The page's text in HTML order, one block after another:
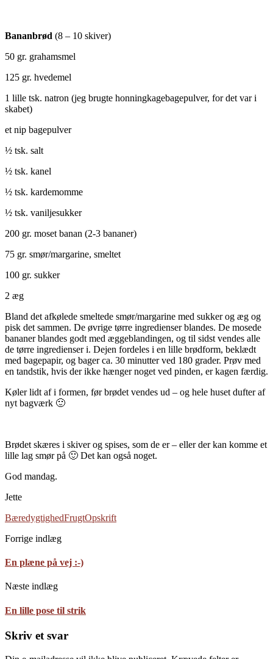
Bananbrød (8 – 10 skiver)
50 gr. grahamsmel
125 gr. hvedemel
1 lille tsk. natron (jeg brugte honningkagebagepulver, for det var i
skabet)
et nip bagepulver
½ tsk. salt
½ tsk. kanel
½ tsk. kardemomme
½ tsk. vaniljesukker
200 gr. moset banan (2-3 bananer)
75 gr. smør/margarine, smeltet
100 gr. sukker
2 æg
Bland det afkølede smeltede smør/margarine med sukker og æg og
pisk det sammen. De øvrige tørre ingredienser blandes. De mosede
bananer blandes godt med æggeblandingen, og til sidst vendes alle
de tørre ingredienser i. Dejen fordeles i en lille brødform, beklædt
med bagepapir, og bager ca. 30 minutter ved 180 grader. Prøv med
en tandstik, hvis der ikke hænger noget ved pinden, er kagen færdig.
Køler lidt af i formen, før brødet vendes ud – og hele huset dufter af
nyt bagværk 🙂
Brødet skæres i skiver og spises, som de er – eller der kan komme et
lille lag smør på 🙂 Det kan også noget.
God mandag.
Jette
BæredygtighedFrugtOpskrift
Forrige indlæg
En plæne på vej :-)
Næste indlæg
En lille pose til strik
Skriv et svar